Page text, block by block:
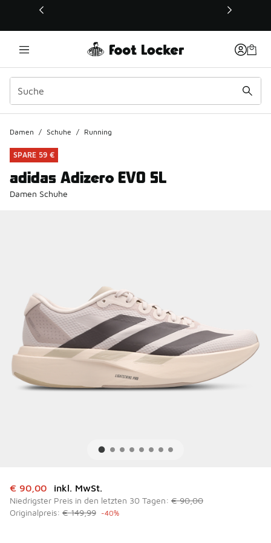
Dieser Link öffnet sich in einem neuen Fenster
Damen / Schuhe / Running
SPARE 59 €
adidas Adizero EVO SL
Damen Schuhe
Dieser Artikel ist im Sale. Der Preis ist von auf € 90,00
€ 90,00 inkl. MwSt.
Niedrigster Preis in den letzten 30 Tagen: € 90,00
Originalpreis: € 149,99 -40%